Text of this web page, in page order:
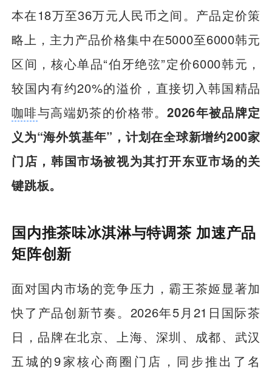
本在18万至36万元人民币之间。产品定价策
略上，主力产品价格集中在5000至6000韩元
区间，核心单品“伯牙绝弦”定价6000韩元，
较国内有约20%的溢价，直接切入韩国精品
咖啡与高端奶茶的价格带。2026年被品牌定
义为“海外筑基年”，计划在全球新增约200家
门店，韩国市场被视为其打开东亚市场的关
键跳板。
国内推茶味冰淇淋与特调茶 加速产品
矩阵创新
面对国内市场的竞争压力，霸王茶姬显著加
快了产品创新节奏。2026年5月21日国际茶
日，品牌在北京、上海、深圳、成都、武汉
五城的9家核心商圈门店，同步推出了名